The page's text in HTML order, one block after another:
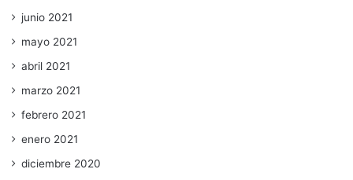
junio 2021
mayo 2021
abril 2021
marzo 2021
febrero 2021
enero 2021
diciembre 2020